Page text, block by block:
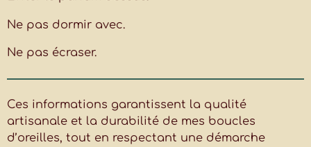
Ne pas dormir avec.
Ne pas écraser.
Ces informations garantissent la qualité
artisanale et la durabilité de mes boucles
d’oreilles, tout en respectant une démarche